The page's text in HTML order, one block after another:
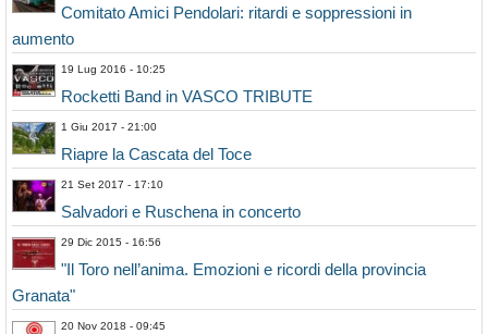
Comitato Amici Pendolari: ritardi e soppressioni in
aumento
19 Lug 2016 - 10:25
Rocketti Band in VASCO TRIBUTE
1 Giu 2017 - 21:00
Riapre la Cascata del Toce
21 Set 2017 - 17:10
Salvadori e Ruschena in concerto
29 Dic 2015 - 16:56
"Il Toro nell’anima. Emozioni e ricordi della provincia
Granata"
20 Nov 2018 - 09:45